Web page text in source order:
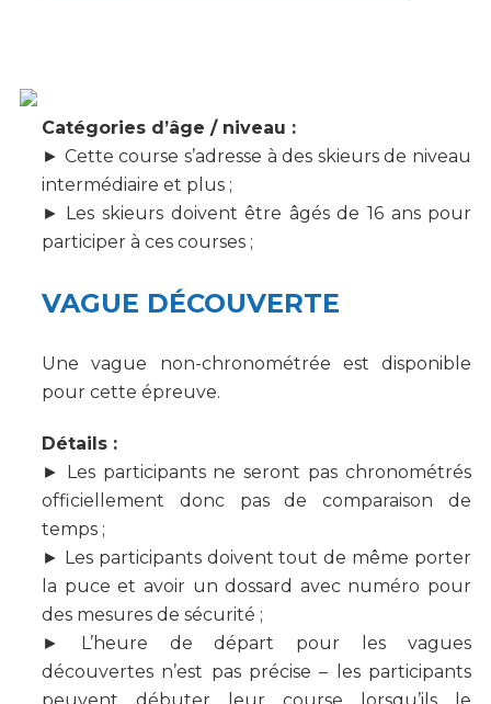
Catégories d’âge / niveau :
► Cette course s’adresse à des skieurs de niveau
intermédiaire et plus ;
► Les skieurs doivent être âgés de 16 ans pour
participer à ces courses ;
VAGUE DÉCOUVERTE
Une vague non-chronométrée est disponible
pour cette épreuve.
Détails :
► Les participants ne seront pas chronométrés
officiellement donc pas de comparaison de
temps ;
► Les participants doivent tout de même porter
la puce et avoir un dossard avec numéro pour
des mesures de sécurité ;
► L’heure de départ pour les vagues
découvertes n’est pas précise – les participants